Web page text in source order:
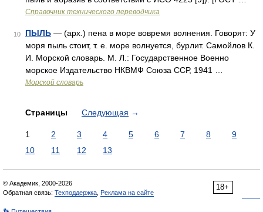
Справочник технического переводчика
10 ПЫЛЬ — (арх.) пена в море вовремя волнения. Говорят: У
моря пыль стоит, т. е. море волнуется, бурлит. Самойлов К.
И. Морской словарь. М. Л.: Государственное Военно
морское Издательство НКВМФ Союза ССР, 1941 …
Морской словарь
Страницы Следующая →
1 2 3 4 5 6 7 8
9
10
11 12 13
18+
© Академик, 2000-2026
Обратная связь: Техподдержка Реклама на сайте